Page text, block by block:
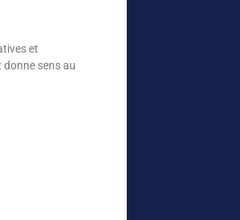
et
donne sens au